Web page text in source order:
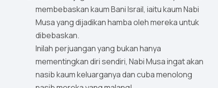
membebaskan kaum Bani Israil, iaitu kaum Nabi
Musa yang dijadikan hamba oleh mereka untuk
dibebaskan.
Inilah perjuangan yang bukan hanya
mementingkan diri sendiri, Nabi Musa ingat akan
nasib kaum keluarganya dan cuba menolong